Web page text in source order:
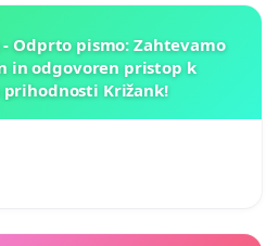
Odprto pismo: Zahtevamo
in odgovoren pristop k
Križank!